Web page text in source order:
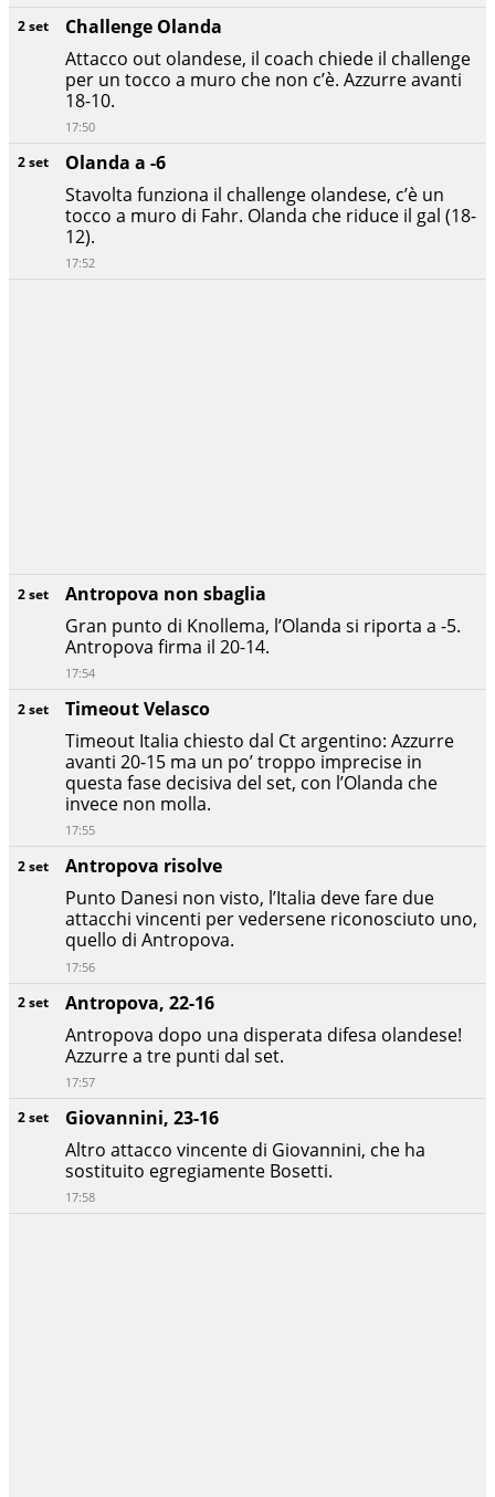
2 set
Giovannini, 23-16
Altro attacco vincente di Giovannini, che ha
sostituito egregiamente Bosetti.
17:58
2 set
Antropova, 22-16
Antropova dopo una disperata difesa olandese!
Azzurre a tre punti dal set.
17:57
2 set
Antropova risolve
Punto Danesi non visto, l’Italia deve fare due
attacchi vincenti per vedersene riconosciuto uno,
quello di Antropova.
17:56
2 set
Timeout Velasco
Timeout Italia chiesto dal Ct argentino: Azzurre
avanti 20-15 ma un po’ troppo imprecise in
questa fase decisiva del set, con l’Olanda che
invece non molla.
17:55
2 set
Antropova non sbaglia
Gran punto di Knollema, l’Olanda si riporta a -5.
Antropova firma il 20-14.
17:54
2 set
Olanda a -6
Stavolta funziona il challenge olandese, c’è un
tocco a muro di Fahr. Olanda che riduce il gal (18-
12).
17:52
2 set
Challenge Olanda
Attacco out olandese, il coach chiede il challenge
per un tocco a muro che non c’è. Azzurre avanti
18-10.
17:50